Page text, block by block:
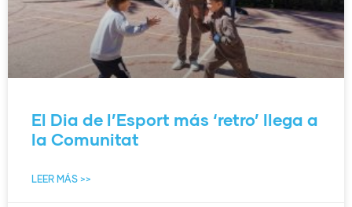
El Dia de l’Esport más ‘retro’ llega a
la Comunitat
LEER MÁS >>